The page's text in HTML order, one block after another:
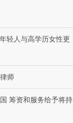
生活方式·第三对
轻人与高学历女性更
师
筹资和服务给予将持